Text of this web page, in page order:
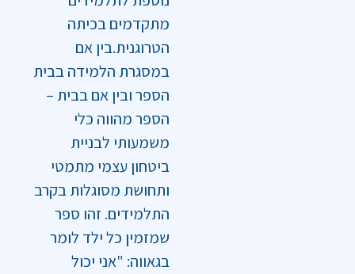
מתקדמים בכיתה
הטרוגנית.בין אם
במסגרת הלמידה בבית
הספר ובין אם בבית –
הספר מהווה כלי
משמעותי לבניית
ביטחון עצמי מתמטי
ותחושת מסוגלות בקרב
התלמידים. זהו ספר
שמזמין כל ילד לומר
בגאווה: "אני יכול